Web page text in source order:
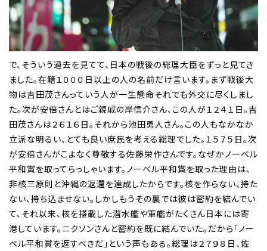
で、そういう過去を見てて、日本の戦後の総理大臣をずっと見てき
ました。在籍１０００日以上の人の名前だけ言います。まず戦後大
物は吉田茂さんっていう人が一生懸命それでも外交に尽くしまし
た。次が安倍さんとはご親戚の岸信介さん、この人が１２４１日。吉
田茂さんは２６１６日。それから池田勇人さん。この人もなかなか
立派な明るい、とても良い庶民を考える総理でした。１５７５日。次
が安倍さんがこよなく尊敬する佐藤栄作さんです。なぜかノーベル
平和賞を取ってらっしゃいます。ノーベル平和賞を取った理由は、
非核三原則と沖縄の返還を達成したからです。核を作らない、持た
ない、持ち込ませない。しかしもうその裏では彼は密約を結んでい
て、それ以来、核を搭載した潜水艦や軍艦がたくさん日本には寄
港しています。ニクソンさんと密約を既に結んでいた。だから「ノー
ベル平和賞を返すべきだ」という声もある。総理は２７９８日、佐